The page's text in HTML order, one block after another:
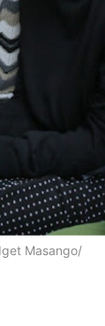
Masango/